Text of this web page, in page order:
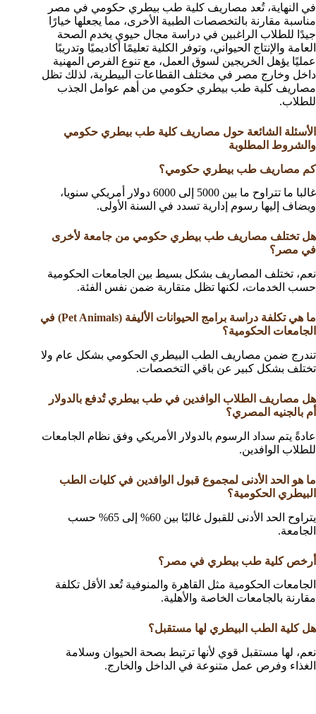
في النهاية، تُعد مصاريف كلية طب بيطري حكومي في مصر
مناسبة مقارنة بالتخصصات الطبية الأخرى، مما يجعلها خيارًا
جيدًا للطلاب الراغبين في دراسة مجال حيوي يخدم الصحة
العامة والإنتاج الحيواني، وتوفر الكلية تعليمًا أكاديميًا وتدريبًا
عمليًا يؤهل الخريجين لسوق العمل، مع تنوع الفرص المهنية
داخل وخارج مصر في مختلف القطاعات البيطرية، لذلك تظل
مصاريف كلية طب بيطري حكومي من أهم عوامل الجذب
للطلاب.
الأسئلة الشائعة حول مصاريف كلية طب بيطري حكومي
والشروط المطلوبة
كم مصاريف طب بيطري حكومي؟
غالبا ما تتراوح ما بين 5000 إلى 6000 دولار أمريكي سنويا،
ويضاف إليها رسوم إدارية تسدد في السنة الأولى.
هل تختلف مصاريف طب بيطري حكومي من جامعة لأخرى
في مصر؟
نعم، تختلف المصاريف بشكل بسيط بين الجامعات الحكومية
حسب الخدمات، لكنها تظل متقاربة ضمن نفس الفئة.
ما هي تكلفة دراسة برامج الحيوانات الأليفة (Pet Animals) في
الجامعات الحكومية؟
تندرج ضمن مصاريف الطب البيطري الحكومي بشكل عام ولا
تختلف بشكل كبير عن باقي التخصصات.
هل مصاريف الطلاب الوافدين في طب بيطري تُدفع بالدولار
أم بالجنيه المصري؟
عادةً يتم سداد الرسوم بالدولار الأمريكي وفق نظام الجامعات
للطلاب الوافدين.
ما هو الحد الأدنى لمجموع قبول الوافدين في كليات الطب
البيطري الحكومية؟
يتراوح الحد الأدنى للقبول غالبًا بين 60% إلى 65% حسب
الجامعة.
أرخص كلية طب بيطري في مصر؟
الجامعات الحكومية مثل القاهرة والمنوفية تُعد الأقل تكلفة
مقارنة بالجامعات الخاصة والأهلية.
هل كلية الطب البيطري لها مستقبل؟
نعم، لها مستقبل قوي لأنها ترتبط بصحة الحيوان وسلامة
الغذاء وفرص عمل متنوعة في الداخل والخارج.